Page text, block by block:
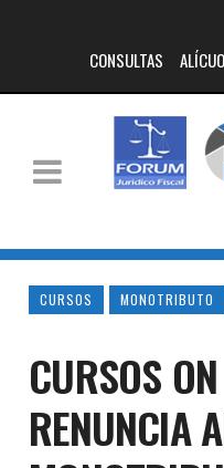
CONSULTAS
CURSOS MONOTRIBUTO
CURSOS
RENUNCIA